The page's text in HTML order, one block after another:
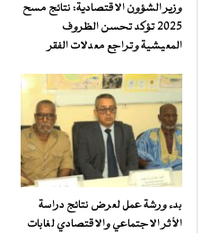
وزير الشؤون الاقتصادية: نتائج مسح
2025 تؤكد تحسن الظروف
المعيشية وتراجع معدلات الفقر
بدء ورشة عمل لعرض نتائج دراسة
الأثر الاجتماعي والاقتصادي لغابات